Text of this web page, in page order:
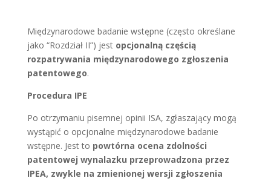
Międzynarodowe badanie wstępne (często określane
jako “Rozdział II”) jest opcjonalną częścią
rozpatrywania międzynarodowego zgłoszenia
patentowego.
Procedura IPE
Po otrzymaniu pisemnej opinii ISA, zgłaszający mogą
wystąpić o opcjonalne międzynarodowe badanie
wstępne. Jest to powtórna ocena zdolności
patentowej wynalazku przeprowadzona przez
IPEA, zwykle na zmienionej wersji zgłoszenia